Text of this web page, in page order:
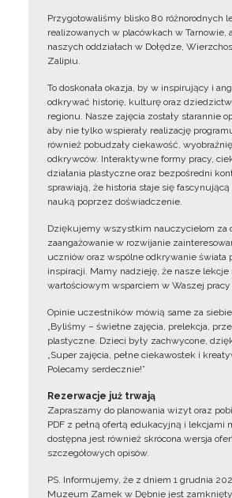
Przygotowaliśmy blisko 80 różnorodnych
realizowanych w placówkach w Tarnowie,
naszych oddziałach w Dołędze,
Zalipiu.
To doskonała okazja, by w inspirujący i
odkrywać historię, kulturę oraz
regionu. Nasze zajęcia zostały starannie
aby nie tylko wspierały realizację
również pobudzały ciekawość,
odkrywców. Interaktywne formy pracy,
działania plastyczne oraz bezpośredni
sprawiają, że historia staje się
nauką poprzez doświadczenie.
Dziękujemy wszystkim nauczycielom za
zaangażowanie w rozwijanie
uczniów oraz wspólne odkrywanie świata
inspiracji. Mamy nadzieję, że nasze
wartościowym wsparciem w Waszej
Opinie uczestników mówią same za
„Byliśmy – świetne zajęcia, prelekcja,
plastyczne. Dzieci były zachwycone,
„Super zajęcia, pełne ciekawostek i
Polecamy serdecznie!”
Rezerwacje już trwają
Zapraszamy do planowania wizyt oraz
PDF z pełną ofertą edukacyjną i lekcjami
dostępna jest również skrócona wersja
szczegółowych opisów.
PS. Informujemy, że z dniem 1 grudnia
Muzeum Zamek w Dębnie jest